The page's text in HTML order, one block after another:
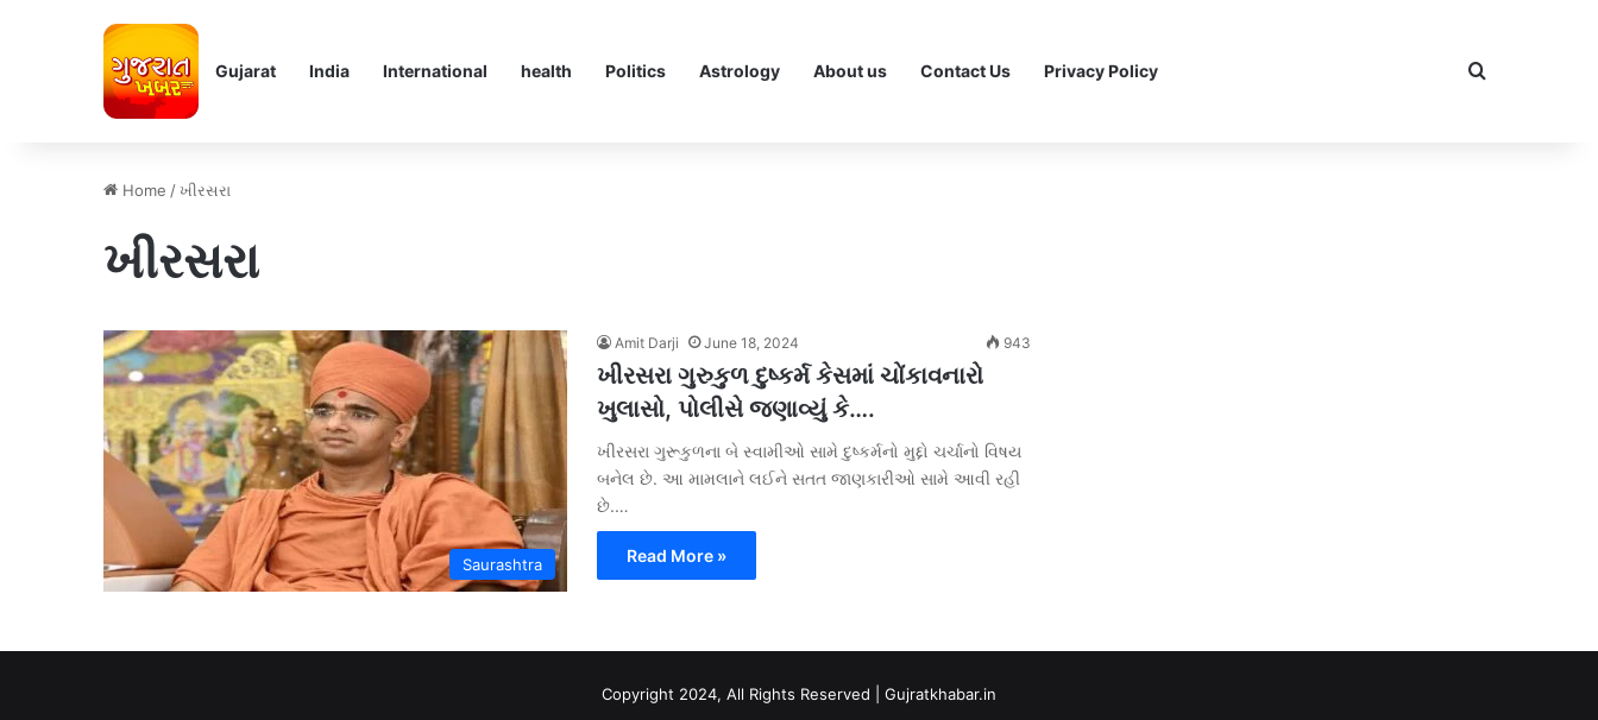
Gujarat India International health Politics Astrology About us Contact Us Privacy Policy Search for
Home /ખીરસરા
ખીરસરા
Saurashtra
Amit Darji June 18, 2024 943
ખીરસરા ગુરુકુળ દુષ્કર્મ કેસમાં ચોંકાવનારો
ખુલાસો, પોલીસે જણાવ્યું કે….
ખીરસરા ગુરૂકુળના બે સ્વામીઓ સામે દુષ્કર્મનો મુદ્દો ચર્ચાનો વિષય
બનેલ છે. આ મામલાને લઈને સતત જાણકારીઓ સામે આવી રહી
છે.…
Read More »
Copyright 2024, All Rights Reserved | Gujratkhabar.in